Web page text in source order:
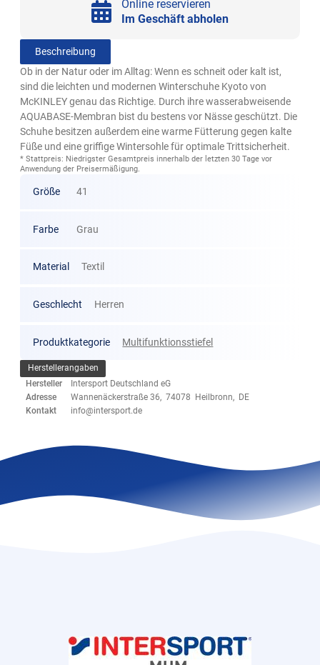
Online reservieren
Im Geschäft abholen
Beschreibung
Ob in der Natur oder im Alltag: Wenn es schneit oder kalt ist,
sind die leichten und modernen Winterschuhe Kyoto von
McKINLEY genau das Richtige. Durch ihre wasserabweisende
AQUABASE-Membran bist du bestens vor Nässe geschützt. Die
Schuhe besitzen außerdem eine warme Fütterung gegen kalte
Füße und eine griffige Wintersohle für optimale Trittsicherheit.
* Stattpreis: Niedrigster Gesamtpreis innerhalb der letzten 30 Tage vor
Anwendung der Preisermäßigung.
Größe 41
Farbe Grau
Material Textil
Geschlecht Herren
Produktkategorie Multifunktionsstiefel
Herstellerangaben
Hersteller
Intersport Deutschland eG
Adresse
Wannenäckerstraße 36, 74078 Heilbronn, DE
Kontakt
info@intersport.de